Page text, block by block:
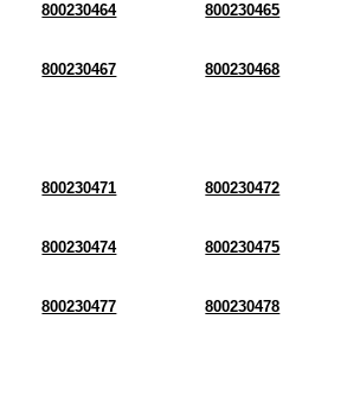
800230464 800230465
800230467 800230468
800230471 800230472
800230474 800230475
800230477 800230478